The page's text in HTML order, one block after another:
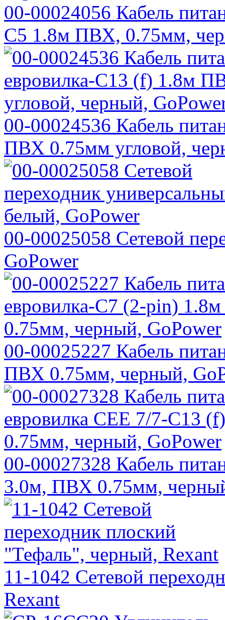
00-00024056 Кабель
C5 1.8м ПВХ, 0.75мм,
00-00024536 Кабель
ПВХ 0.75мм угловой,
00-00025058 Сетевой
GoPower
00-00025227 Кабель
ПВХ 0.75мм, черный,
00-00027328 Кабель
3.0м, ПВХ 0.75мм,
11-1042 Сетевой
Rexant